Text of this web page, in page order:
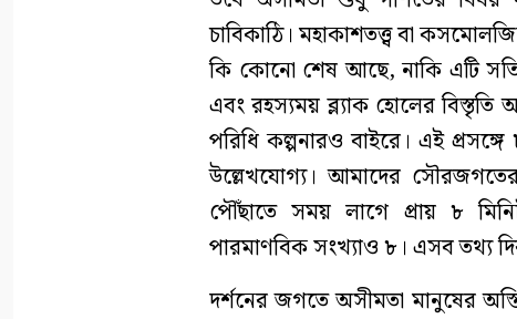
চাবিকাঠি। মহাকাশতত্ত্ব বা
কি কোনো শেষ আছে, নাকি এটি
এবং রহস্যময় ব্ল্যাক হোলের
পরিধি কল্পনারও বাইরে। এই
উল্লেখযোগ্য। আমাদের
পৌঁছাতে সময় লাগে প্রায় ৮
পারমাণবিক সংখ্যাও ৮। এসব তথ্য
দর্শনের জগতে অসীমতা মানুষের